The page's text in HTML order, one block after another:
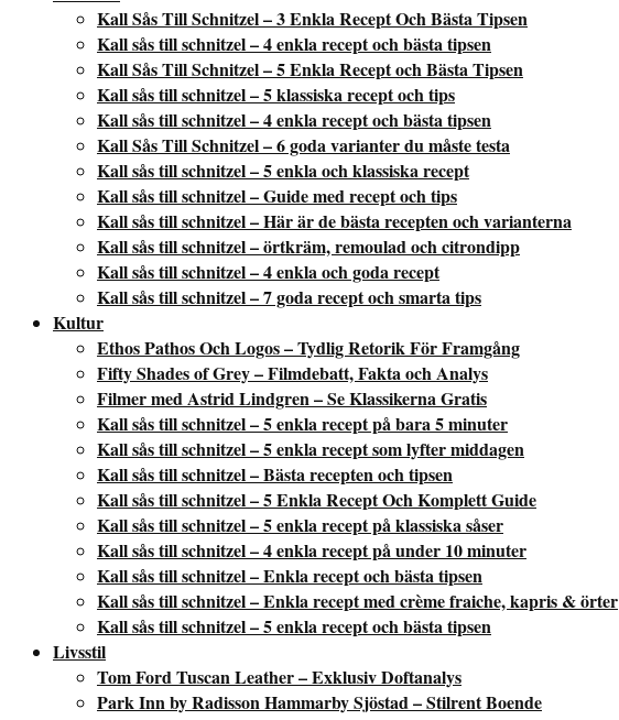
Kall Sås Till Schnitzel – 3 Enkla Recept Och Bästa Tipsen
Kall sås till schnitzel – 4 enkla recept och bästa tipsen
Kall Sås Till Schnitzel – 5 Enkla Recept och Bästa Tipsen
Kall sås till schnitzel – 5 klassiska recept och tips
Kall sås till schnitzel – 4 enkla recept och bästa tipsen
Kall Sås Till Schnitzel – 6 goda varianter du måste testa
Kall sås till schnitzel – 5 enkla och klassiska recept
Kall sås till schnitzel – Guide med recept och tips
Kall sås till schnitzel – Här är de bästa recepten och varianterna
Kall sås till schnitzel – örtkräm, remoulad och citrondipp
Kall sås till schnitzel – 4 enkla och goda recept
Kall sås till schnitzel – 7 goda recept och smarta tips
Kultur
Ethos Pathos Och Logos – Tydlig Retorik För Framgång
Fifty Shades of Grey – Filmdebatt, Fakta och Analys
Filmer med Astrid Lindgren – Se Klassikerna Gratis
Kall sås till schnitzel – 5 enkla recept på bara 5 minuter
Kall sås till schnitzel – 5 enkla recept som lyfter middagen
Kall sås till schnitzel – Bästa recepten och tipsen
Kall sås till schnitzel – 5 Enkla Recept Och Komplett Guide
Kall sås till schnitzel – 5 enkla recept på klassiska såser
Kall sås till schnitzel – 4 enkla recept på under 10 minuter
Kall sås till schnitzel – Enkla recept och bästa tipsen
Kall sås till schnitzel – Enkla recept med crème fraiche, kapris & örter
Kall sås till schnitzel – 5 enkla recept och bästa tipsen
Livsstil
Tom Ford Tuscan Leather – Exklusiv Doftanalys
Park Inn by Radisson Hammarby Sjöstad – Stilrent Boende